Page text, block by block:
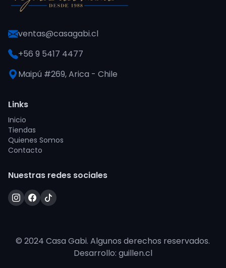
ventas@casagabi.cl
+56 9 5417 4477
Maipú #269, Arica - Chile
Links
Inicio
Tiendas
Quienes Somos
Contacto
Nuestras redes sociales
© 2024 Casa Gabi. Algunos derechos reservados.
Desarrollo: guillen.cl